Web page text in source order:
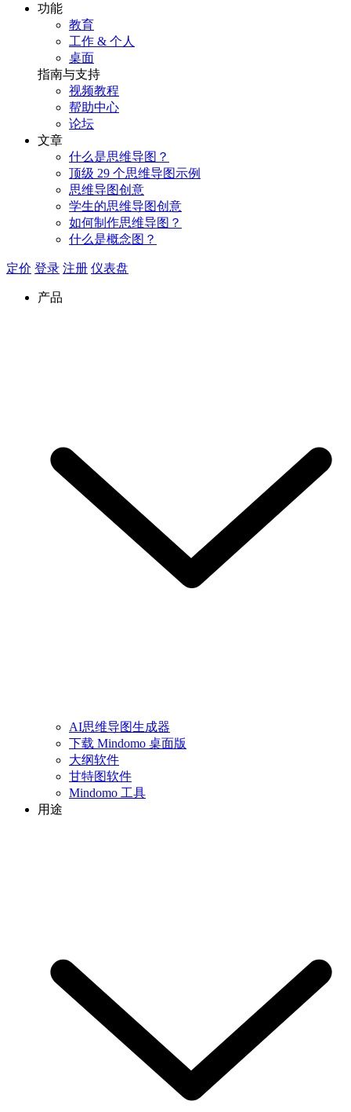
功能
教育
工作 & 个人
桌面
指南与支持
视频教程
帮助中心
论坛
文章
什么是思维导图？
顶级 29 个思维导图示例
思维导图创意
学生的思维导图创意
如何制作思维导图？
什么是概念图？
定价 登录 注册 仪表盘
产品
AI思维导图生成器
下载 Mindomo 桌面版
大纲软件
甘特图软件
Mindomo 工具
用途